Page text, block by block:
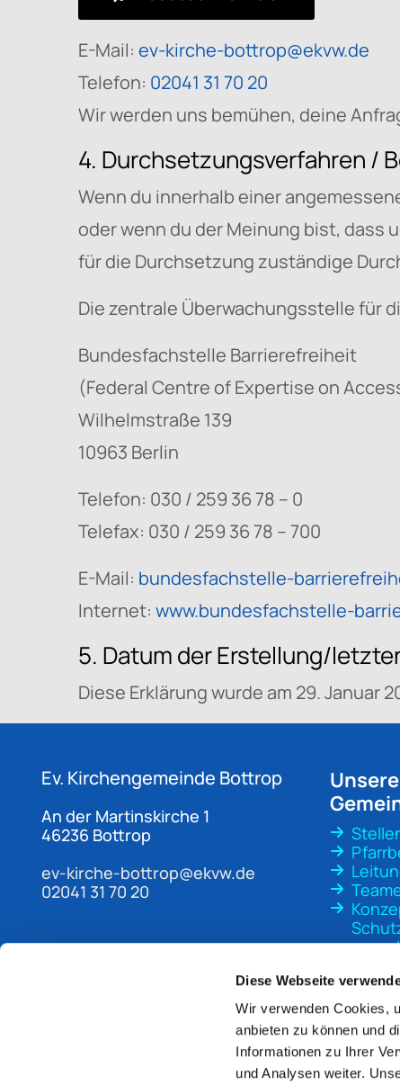
Diese Webseite
Wir verwenden Cookies,
anbieten zu können und
Informationen zu Ihrer
und Analysen weiter.
E-Mail: ev-kirche-bottrop@ekvw.de
Telefon: 02041 31 70 20
Wir werden uns bemühen, deine
4. Durchsetzungsverfahren /
Wenn du innerhalb einer
oder wenn du der Meinung bist, dass
für die Durchsetzung zuständige
Die zentrale Überwachungsstelle für
Bundesfachstelle Barrierefreiheit
(Federal Centre of Expertise on
Wilhelmstraße 139
10963 Berlin
Telefon: 030 / 259 36 78 – 0
Telefax: 030 / 259 36 78 – 700
E-Mail: bundesfachstelle-
Internet: www.bundesfachstelle-
5. Datum der Erstellung/
Diese Erklärung wurde am 29. Januar
Ev. Kirchengemeinde Bottrop
An der Martinskirche 1
46236 Bottrop
ev-kirche-bottrop@ekvw.de
02041 31 70 20
Unsere